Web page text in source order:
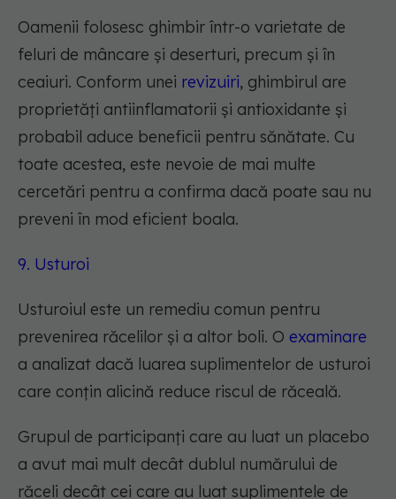
Oamenii folosesc ghimbir într-o varietate de
feluri de mâncare și deserturi, precum și în
ceaiuri. Conform unei revizuiri, ghimbirul are
proprietăți antiinflamatorii și antioxidante și
probabil aduce beneficii pentru sănătate. Cu
toate acestea, este nevoie de mai multe
cercetări pentru a confirma dacă poate sau nu
preveni în mod eficient boala.
9. Usturoi
Usturoiul este un remediu comun pentru
prevenirea răcelilor și a altor boli. O examinare
a analizat dacă luarea suplimentelor de usturoi
care conțin alicină reduce riscul de răceală.
Grupul de participanți care au luat un placebo
a avut mai mult decât dublul numărului de
răceli decât cei care au luat suplimentele de